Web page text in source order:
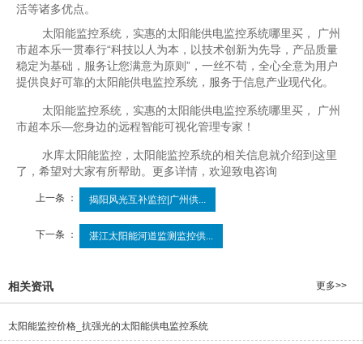
活等诸多优点。
太阳能监控系统，实惠的太阳能供电监控系统哪里买， 广州
市超本乐一贯奉行“科技以人为本，以技术创新为先导，产品质量
稳定为基础，服务让您满意为原则”，一丝不苟，全心全意为用户
提供良好可靠的太阳能供电监控系统，服务于信息产业现代化。
太阳能监控系统，实惠的太阳能供电监控系统哪里买， 广州
市超本乐—您身边的远程智能可视化管理专家！
水库太阳能监控，太阳能监控系统的相关信息就介绍到这里
了，希望对大家有所帮助。更多详情，欢迎致电咨询
上一条 ： 揭阳风光互补监控|广州供...
下一条 ： 湛江太阳能河道监测监控供...
相关资讯 更多>>
太阳能监控价格_抗强光的太阳能供电监控系统